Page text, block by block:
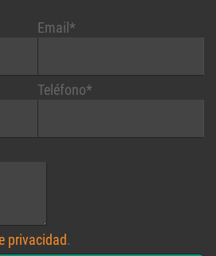
Email*
Teléfono*
privacidad.